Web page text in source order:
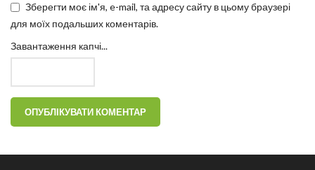
Зберегти моє ім'я, e-mail, та адресу сайту в цьому браузері
для моїх подальших коментарів.
Завантаження капчі...